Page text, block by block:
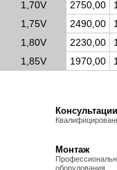
1,70V
2750,00
1,75V
2490,00
1,80V
2230,00
1,85V
1970,00
Консультации
Монтаж
оборудования